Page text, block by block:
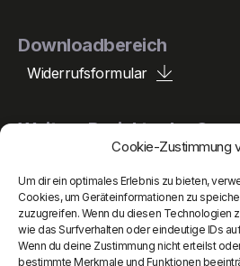
Cookie-Zustimmung
Um dir ein optimales Erlebnis zu bieten,
Cookies, um Geräteinformationen zu
zuzugreifen. Wenn du diesen Technologien
wie das Surfverhalten oder eindeutige IDs
Wenn du deine Zustimmung nicht erteilst
bestimmte Merkmale und Funktionen
Downloadbereich
Widerrufsformular
Weitere Projekte der
Peperle Holding
Peperle Auto